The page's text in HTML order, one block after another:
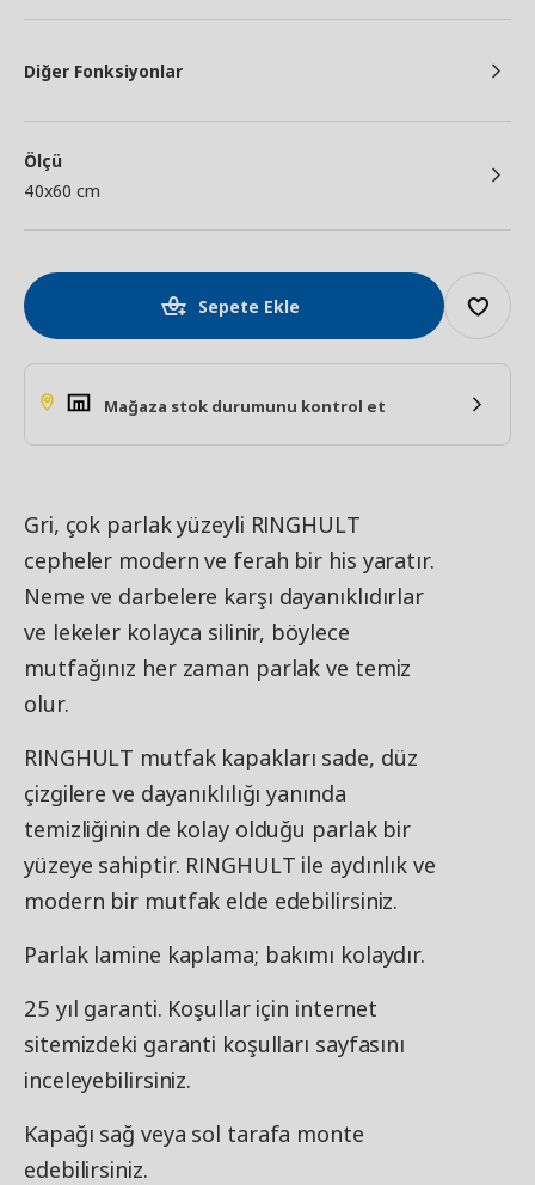
Diğer Fonksiyonlar
Ölçü
40x60 cm
Sepete Ekle
Mağaza stok durumunu kontrol et
Gri, çok parlak yüzeyli RINGHULT
cepheler modern ve ferah bir his yaratır.
Neme ve darbelere karşı dayanıklıdırlar
ve lekeler kolayca silinir, böylece
mutfağınız her zaman parlak ve temiz
olur.
RINGHULT mutfak kapakları sade, düz
çizgilere ve dayanıklılığı yanında
temizliğinin de kolay olduğu parlak bir
yüzeye sahiptir. RINGHULT ile aydınlık ve
modern bir mutfak elde edebilirsiniz.
Parlak lamine kaplama; bakımı kolaydır.
25 yıl garanti. Koşullar için internet
sitemizdeki garanti koşulları sayfasını
inceleyebilirsiniz.
Kapağı sağ veya sol tarafa monte
edebilirsiniz.